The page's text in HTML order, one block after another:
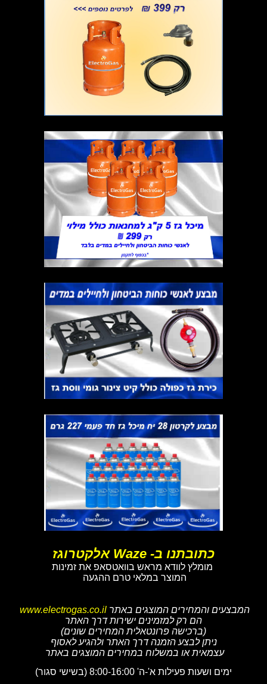
כתובתנו ב- Waze אלקטרוגז
מומלץ לוודא מראש בוואטסאפ את זמינות
המוצר במלאי טרם ההגעה
המבצעים והמחירים המוצגים באתר www.electrogas.co.il
הם רק למזמינים ישירות דרך האתר
(ברכישה פרונטאלית המחירים שונים)
ניתן לבצע הזמנה דרך האתר ולהגיע לאסוף
עצמאית או במשלוח במחירים המוצגים באתר
ימים ושעות פעילות א'-ה' 8:00-16:00 (בשישי סגור)